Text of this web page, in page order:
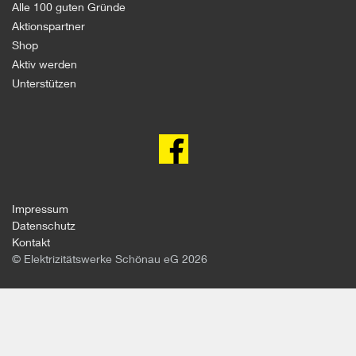
Alle 100 guten Gründe
Aktionspartner
Shop
Aktiv werden
Unterstützen
Impressum
Datenschutz
Kontakt
© Elektrizitätswerke Schönau eG 2026